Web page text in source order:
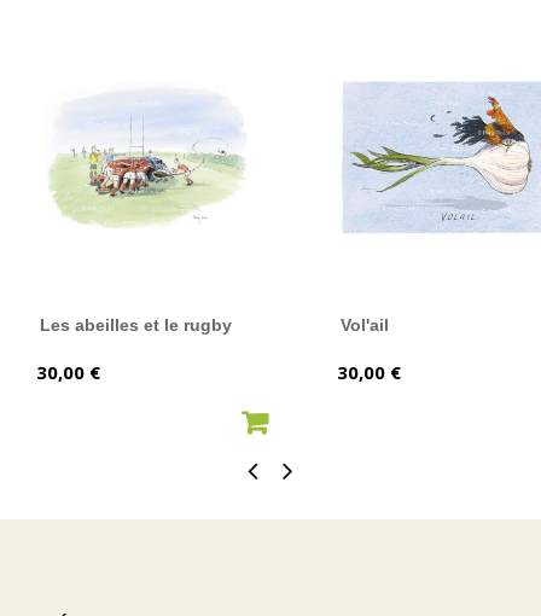
Les abeilles et le rugby
Prix
30,00 €
Vol'ail
Prix
30,00 €